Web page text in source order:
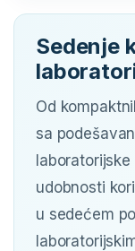
Sedenje
Od
sa
udobnosti
u sedećem